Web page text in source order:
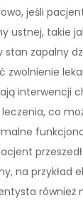
jeśli
ustnej, takie
stan zapalny
zwolnienie
interwencji
leczenia, co
na przykład
również